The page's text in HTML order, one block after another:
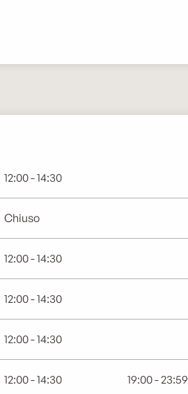
12:00 - 14:30
Chiuso
12:00 - 14:30
12:00 - 14:30
12:00 - 14:30
12:00 - 14:30 19:00 - 23:59